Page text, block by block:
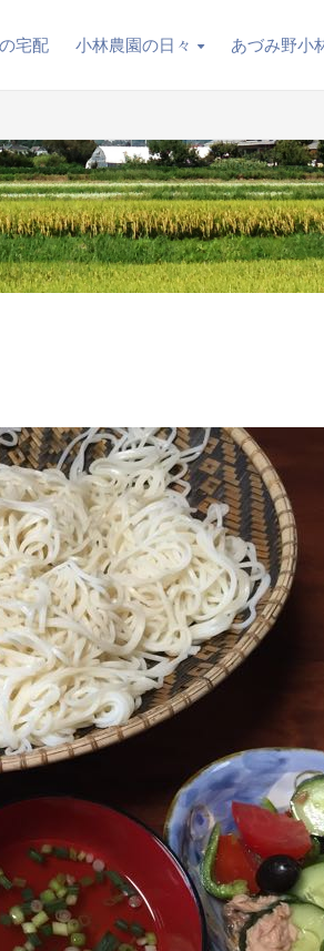
宅配 小林農園の日々 あづみ野小